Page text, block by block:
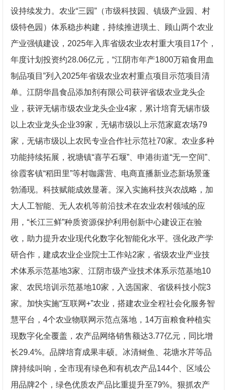
设持续发力。农业“三园”（市级科技园、镇级产业园、村
级特色园）体系稳步构建，持续推进璜土、顾山两个农业
产业强镇建设，2025年入库省级农业农村重大项目17个，
年度计划投资约28.06亿元，“江阴市年产1800万箱食用血
制品项目”列入2025年省级农业农村重点项目示范项目清
单。江阴华昌食品添加剂有限公司获评省级农业龙头企
业，获评无锡市级农业龙头企业4家，累计培育无锡市级
以上农业龙头企业39家，无锡市级以上示范家庭农场79
家，无锡市级以上农民专业合作社示范社70家。农业多种
功能持续拓展，祝塘镇“喜芋石堰”、申港街道“无一空间”、
徐霞客镇“稻田里”等村咖露营、电商直播新业态新场景蓬
勃涌现。科技赋能成效显著。深入实施科技兴农战略，加
大人工智能、无人农机等前沿技术在农业农村领域的应
用，“长江三鲜”种质资源保护利用创新中心建设正在验
收，助力提升农业现代化数字化智能化水平。强化政产学
研合作，建成农业企业院士工作站2家，省级农业产业技
术体系示范基地3家、江阴市级产业技术体系示范基地10
家、农民培训示范基地10家，入选国家、省级科技小院3
家。加快实施“互联网+”农业，搭建农业全程社会化服务智
慧平台，4个农业物联网示范点落地，14万亩粮食种植实
现数字化全覆盖，农产品网络销售额达3.77亿元，同比增
长29.4%。品牌培育成果丰硕。冰清鲥鱼、花塘水芹等品
牌持续叫响，全市现有绿色和有机农产品144个、区域公
用品牌2个，绿色优质农产品比重提升至79%。狠抓农产